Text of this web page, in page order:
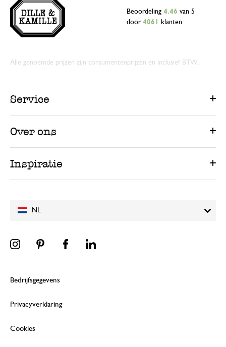
NL
Beoordeling 4.46 van 5
door 4061 klanten
Alle genoemde prijzen zijn consumentenprijzen en inclusief BTW.
Service
Over ons
Inspiratie
Bedrijfsgegevens
Privacyverklaring
Cookies